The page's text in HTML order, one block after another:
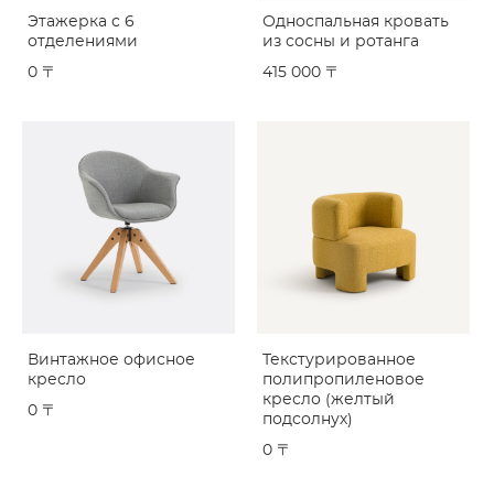
Этажерка с 6
отделениями
0 〒
Односпальная кровать
из сосны и ротанга
415 000 〒
Винтажное офисное
кресло
0 〒
Текстурированное
полипропиленовое
кресло (желтый
подсолнух)
0 〒